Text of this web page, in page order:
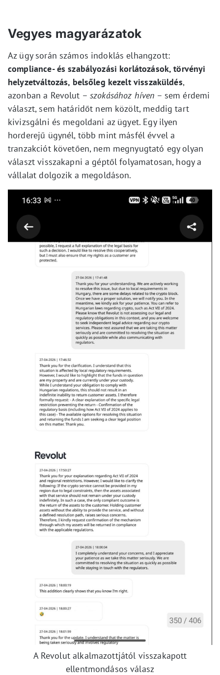
Vegyes magyarázatok
Az ügy során számos indoklás elhangzott:
compliance- és szabályozási korlátozások, törvényi
helyzetváltozás, belsőleg kezelt visszaküldés,
azonban a Revolut – szokásához híven – sem érdemi
választ, sem határidőt nem közölt, meddig tart
kivizsgálni és megoldani az ügyet. Egy ilyen
horderejű ügynél, több mint másfél évvel a
tranzakciót követően, nem megnyugtató egy olyan
választ visszakapni a géptől folyamatosan, hogy a
vállalat dolgozik a megoldáson.
A Revolut alkalmazottjától visszakapott
ellentmondásos válasz